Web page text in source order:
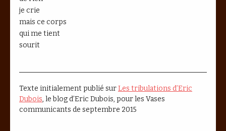
je crie
mais ce corps
qui me tient
sourit
Texte initialement publié surLes tribulations d’Eric
Dubois, le blog d’Eric Dubois, pour les Vases
communicants de septembre 2015